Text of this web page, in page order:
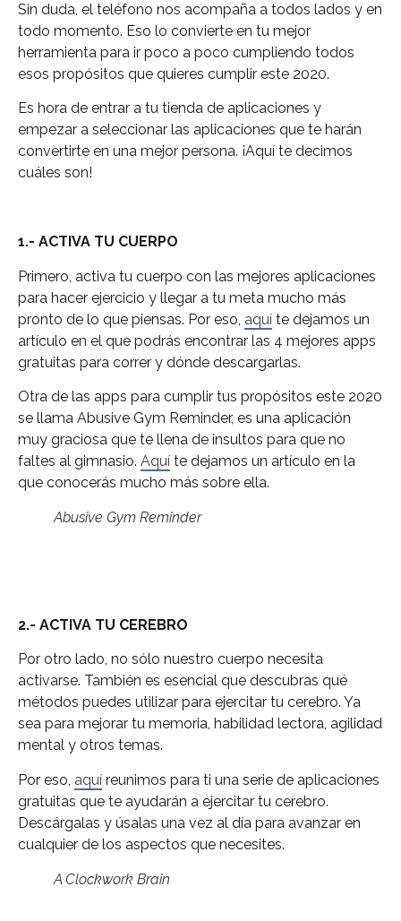
Sin duda, el teléfono nos acompaña a todos lados y en
todo momento. Eso lo convierte en tu mejor
herramienta para ir poco a poco cumpliendo todos
esos propósitos que quieres cumplir este 2020.
Es hora de entrar a tu tienda de aplicaciones y
empezar a seleccionar las aplicaciones que te harán
convertirte en una mejor persona. ¡Aquí te decimos
cuáles son!
1.- ACTIVA TU CUERPO
Primero, activa tu cuerpo con las mejores aplicaciones
para hacer ejercicio y llegar a tu meta mucho más
pronto de lo que piensas. Por eso, aquí te dejamos un
artículo en el que podrás encontrar las 4 mejores apps
gratuitas para correr y dónde descargarlas.
Otra de las apps para cumplir tus propósitos este 2020
se llama Abusive Gym Reminder, es una aplicación
muy graciosa que te llena de insultos para que no
faltes al gimnasio. Aquí te dejamos un artículo en la
que conocerás mucho más sobre ella.
Abusive Gym Reminder
2.- ACTIVA TU CEREBRO
Por otro lado, no sólo nuestro cuerpo necesita
activarse. También es esencial que descubras qué
métodos puedes utilizar para ejercitar tu cerebro. Ya
sea para mejorar tu memoria, habilidad lectora, agilidad
mental y otros temas.
Por eso, aquí reunimos para ti una serie de aplicaciones
gratuitas que te ayudarán a ejercitar tu cerebro.
Descárgalas y úsalas una vez al día para avanzar en
cualquier de los aspectos que necesites.
A Clockwork Brain